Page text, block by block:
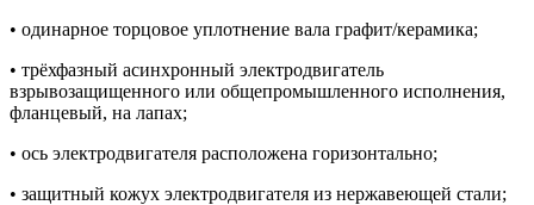
• одинарное торцовое уплотнение вала графит/керамика;
• трёхфазный асинхронный электродвигатель
взрывозащищенного или общепромышленного исполнения,
фланцевый, на лапах;
• ось электродвигателя расположена горизонтально;
• защитный кожух электродвигателя из нержавеющей стали;